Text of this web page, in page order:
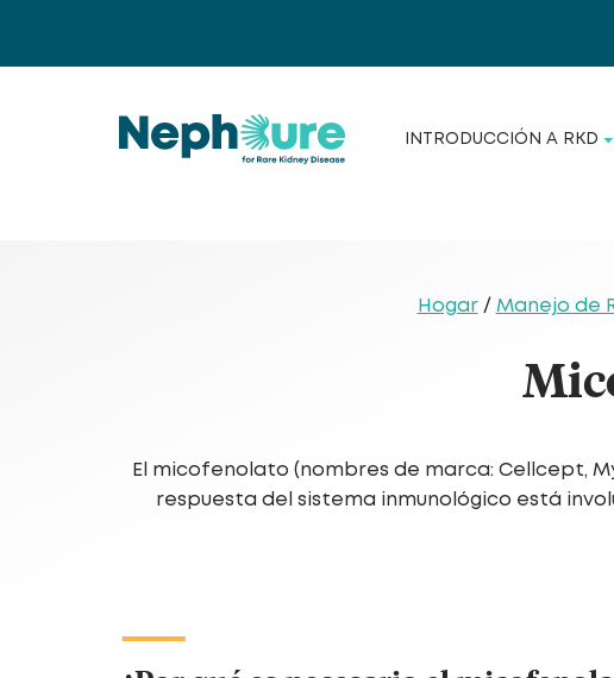
INTRODUCCIÓN A RKD
Hogar/ Manejo de
El micofenolato (nombres de marca: Cellcept,
respuesta del sistema inmunológico está